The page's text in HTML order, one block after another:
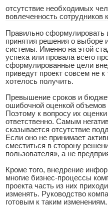
отсутствие необходимых
вовлеченность сотрудников
Правильно сформулировать
принятия решения о выборе
системы. Именно на этой
успеха или провала всего
сформулированные цели
приведут проект совсем не
хотелось получить.
Превышение сроков и
ошибочной оценкой объемов
Поэтому к вопросу их
ответственно. Самым
сказывается отсутствие
Если оно не принимает
сместиться в сторону
пользователя», а не
Кроме того, внедрение
многие бизнес-процессы
проекта часть из них
изменять. Руководство
готовым к таким